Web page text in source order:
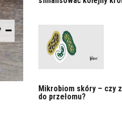
–
Mikrobiom skóry – czy
do przełomu?